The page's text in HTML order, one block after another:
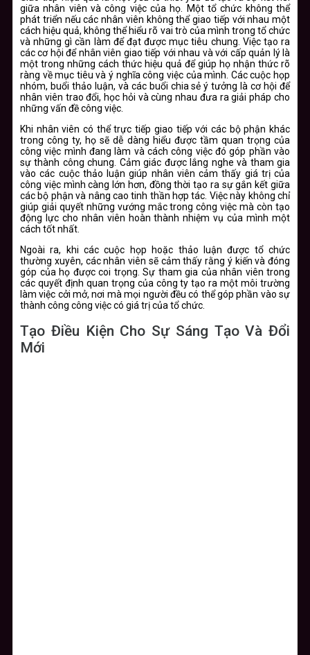
giữa nhân viên và công việc của họ. Một tổ chức không thể
phát triển nếu các nhân viên không thể giao tiếp với nhau một
cách hiệu quả, không thể hiểu rõ vai trò của mình trong tổ chức
và những gì cần làm để đạt được mục tiêu chung. Việc tạo ra
các cơ hội để nhân viên giao tiếp với nhau và với cấp quản lý là
một trong những cách thức hiệu quả để giúp họ nhận thức rõ
ràng về mục tiêu và ý nghĩa công việc của mình. Các cuộc họp
nhóm, buổi thảo luận, và các buổi chia sẻ ý tưởng là cơ hội để
nhân viên trao đổi, học hỏi và cùng nhau đưa ra giải pháp cho
những vấn đề công việc.
Khi nhân viên có thể trực tiếp giao tiếp với các bộ phận khác
trong công ty, họ sẽ dễ dàng hiểu được tầm quan trọng của
công việc mình đang làm và cách công việc đó góp phần vào
sự thành công chung. Cảm giác được lắng nghe và tham gia
vào các cuộc thảo luận giúp nhân viên cảm thấy giá trị của
công việc mình càng lớn hơn, đồng thời tạo ra sự gắn kết giữa
các bộ phận và nâng cao tinh thần hợp tác. Việc này không chỉ
giúp giải quyết những vướng mắc trong công việc mà còn tạo
động lực cho nhân viên hoàn thành nhiệm vụ của mình một
cách tốt nhất.
Ngoài ra, khi các cuộc họp hoặc thảo luận được tổ chức
thường xuyên, các nhân viên sẽ cảm thấy rằng ý kiến và đóng
góp của họ được coi trọng. Sự tham gia của nhân viên trong
các quyết định quan trọng của công ty tạo ra một môi trường
làm việc cởi mở, nơi mà mọi người đều có thể góp phần vào sự
thành công công việc có giá trị của tổ chức.
Tạo Điều Kiện Cho Sự Sáng Tạo Và Đổi
Mới